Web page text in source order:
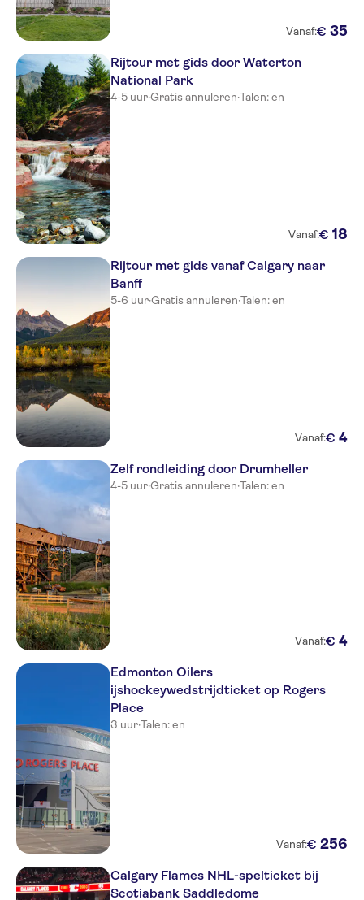
Vanaf:€ 35
Rijtour met gids door Waterton
National Park
4-5 uur·Gratis annuleren·Talen: en
Vanaf:€ 18
Rijtour met gids vanaf Calgary naar
Banff
5-6 uur·Gratis annuleren·Talen: en
Vanaf:€ 4
Zelf rondleiding door Drumheller
4-5 uur·Gratis annuleren·Talen: en
Vanaf:€ 4
Edmonton Oilers
ijshockeywedstrijdticket op Rogers
Place
3 uur·Talen: en
Vanaf:€ 256
Calgary Flames NHL-spelticket bij
Scotiabank Saddledome